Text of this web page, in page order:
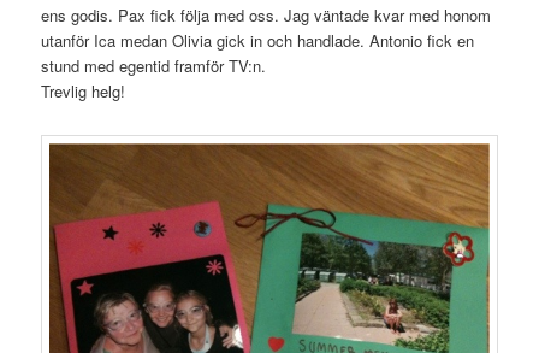
ens godis. Pax fick följa med oss. Jag väntade kvar med honom
utanför Ica medan Olivia gick in och handlade. Antonio fick en
stund med egentid framför TV:n.
Trevlig helg!